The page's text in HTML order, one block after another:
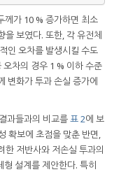
께가 10 % 증가하면 최소
보였다. 또한, 각 유전체
인 오차를 발생시킬 수도
차의 경우 1 % 이하 수준
변화가 투과 손실 증가에
과들과의 비교를표 2에 보
확보에 초점을 맞춘 반면,
한 저반사와 저손실 투과의
형 설계를 제안한다. 특히